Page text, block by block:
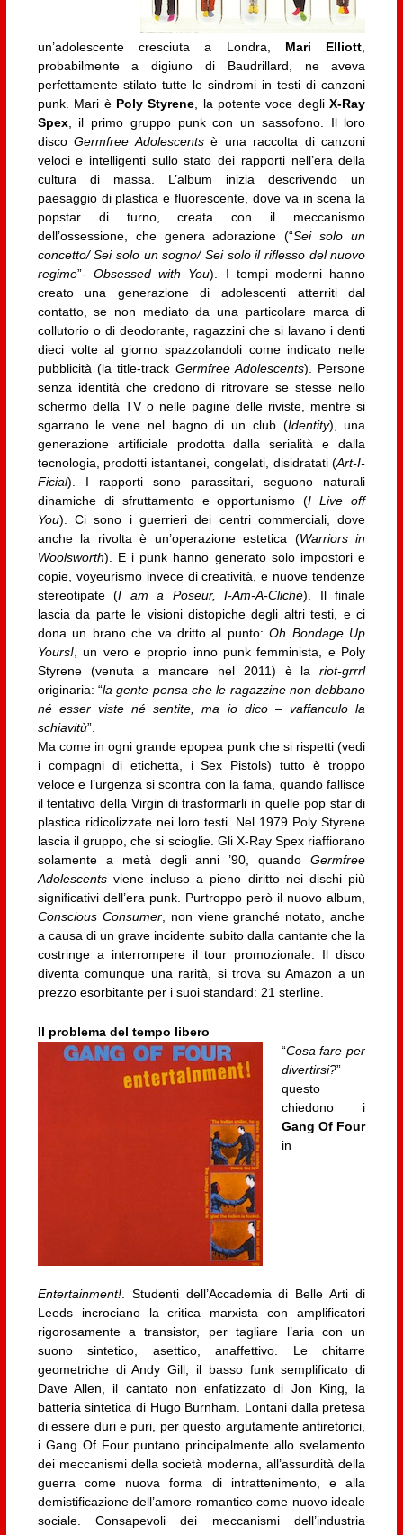
un’adolescente cresciuta a Londra, Mari Elliott,
probabilmente a digiuno di Baudrillard, ne aveva
perfettamente stilato tutte le sindromi in testi di canzoni
punk. Mari è Poly Styrene, la potente voce degliX-Ray
Spex, il primo gruppo punk con un sassofono. Il loro
discoGermfree Adolescentsè una raccolta di canzoni
veloci e intelligenti sullo stato dei rapporti nell’era della
cultura di massa. L’album inizia descrivendo un
paesaggio di plastica e fluorescente, dove va in scena la
popstar di turno, creata con il meccanismo
dell’ossessione, che genera adorazione (“Sei solo un
concetto/ Sei solo un sogno/ Sei solo il riflesso del nuovo
regime”- Obsessed with You). I tempi moderni hanno
creato una generazione di adolescenti atterriti dal
contatto, se non mediato da una particolare marca di
collutorio o di deodorante, ragazzini che si lavano i denti
dieci volte al giorno spazzolandoli come indicato nelle
pubblicità (la title-track Germfree Adolescents). Persone
senza identità che credono di ritrovare se stesse nello
schermo della TV o nelle pagine delle riviste, mentre si
sgarrano le vene nel bagno di un club (Identity), una
generazione artificiale prodotta dalla serialità e dalla
tecnologia, prodotti istantanei, congelati, disidratati (Art-I-
Ficial). I rapporti sono parassitari, seguono naturali
dinamiche di sfruttamento e opportunismo (I Live off
You). Ci sono i guerrieri dei centri commerciali, dove
anche la rivolta è un’operazione estetica (Warriors in
Woolsworth). E i punk hanno generato solo impostori e
copie, voyeurismo invece di creatività, e nuove tendenze
stereotipate (I am a Poseur, I-Am-A-Cliché). Il finale
lascia da parte le visioni distopiche degli altri testi, e ci
dona un brano che va dritto al punto:Oh Bondage Up
Yours!, un vero e proprio inno punk femminista, e Poly
Styrene (venuta a mancare nel 2011) è lariot-grrrl
originaria: “la gente pensa che le ragazzine non debbano
né esser viste né sentite, ma io dico – vaffanculo la
schiavitù”.
Ma come in ogni grande epopea punk che si rispetti (vedi
i compagni di etichetta, i Sex Pistols) tutto è troppo
veloce e l’urgenza si scontra con la fama, quando fallisce
il tentativo della Virgin di trasformarli in quelle pop star di
plastica ridicolizzate nei loro testi. Nel 1979 Poly Styrene
lascia il gruppo, che si scioglie. Gli X-Ray Spex riaffiorano
solamente a metà degli anni ’90, quandoGermfree
Adolescentsviene incluso a pieno diritto nei dischi più
significativi dell’era punk. Purtroppo però il nuovo album,
Conscious Consumer, non viene granché notato, anche
a causa di un grave incidente subito dalla cantante che la
costringe a interrompere il tour promozionale. Il disco
diventa comunque una rarità, si trova su Amazon a un
prezzo esorbitante per i suoi standard: 21 sterline.
Il problema del tempo libero
“Cosa fare per
divertirsi?”
questo
chiedono i
Gang Of Four
in
Entertainment!. Studenti dell’Accademia di Belle Arti di
Leeds incrociano la critica marxista con amplificatori
rigorosamente a transistor, per tagliare l’aria con un
suono sintetico, asettico, anaffettivo. Le chitarre
geometriche di Andy Gill, il basso funk semplificato di
Dave Allen, il cantato non enfatizzato di Jon King, la
batteria sintetica di Hugo Burnham. Lontani dalla pretesa
di essere duri e puri, per questo argutamente antiretorici,
i Gang Of Four puntano principalmente allo svelamento
dei meccanismi della società moderna, all’assurdità della
guerra come nuova forma di intrattenimento, e alla
demistificazione dell’amore romantico come nuovo ideale
sociale. Consapevoli dei meccanismi dell’industria